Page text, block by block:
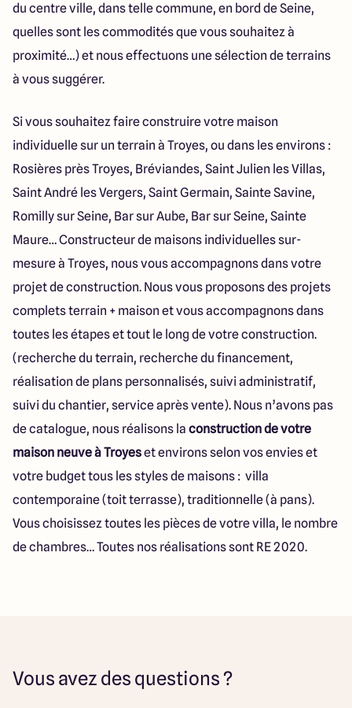
du centre ville, dans telle commune, en bord de Seine,
quelles sont les commodités que vous souhaitez à
proximité…) et nous effectuons une sélection de terrains
à vous suggérer.
Si vous souhaitez faire construire votre maison
individuelle sur un terrain à Troyes, ou dans les environs :
Rosières près Troyes, Bréviandes, Saint Julien les Villas,
Saint André les Vergers, Saint Germain, Sainte Savine,
Romilly sur Seine, Bar sur Aube, Bar sur Seine, Sainte
Maure… Constructeur de maisons individuelles sur-
mesure à Troyes, nous vous accompagnons dans votre
projet de construction. Nous vous proposons des projets
complets terrain + maison et vous accompagnons dans
toutes les étapes et tout le long de votre construction.
(recherche du terrain, recherche du financement,
réalisation de plans personnalisés, suivi administratif,
suivi du chantier, service après vente). Nous n’avons pas
de catalogue, nous réalisons la construction de votre
maison neuve à Troyeset environs selon vos envies et
votre budget tous les styles de maisons : villa
contemporaine (toit terrasse), traditionnelle (à pans).
Vous choisissez toutes les pièces de votre villa, le nombre
de chambres… Toutes nos réalisations sont RE 2020.
Vous avez des questions ?